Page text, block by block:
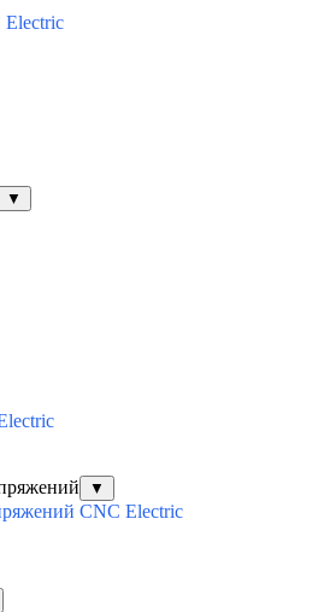
Electric
▼
▼
CNC Electric